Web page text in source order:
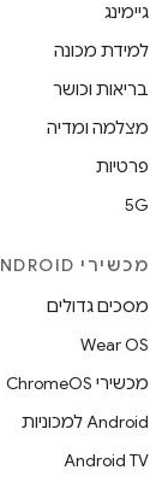
גיימינג
למידת מכונה
בריאות וכושר
מצלמה ומדיה
פרטיות
5G
מכשירי ANDROID
מסכים גדולים
Wear OS
מכשירי ChromeOS
Android למכוניות
Android TV